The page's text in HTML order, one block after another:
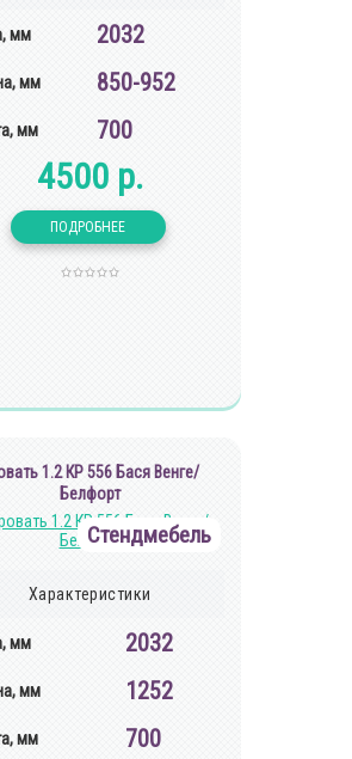
мм 2032
мм 850-952
мм 700
4500 р.
1.2 КР 556 Бася Венге/
Белфорт
Стендмебель
Характеристики
мм 2032
мм 1252
мм 700